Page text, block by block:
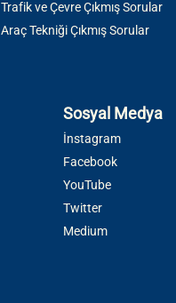
Trafik ve Çevre Çıkmış Sorular
Araç Tekniği Çıkmış Sorular
Sosyal Medya
İnstagram
Facebook
YouTube
Twitter
Medium